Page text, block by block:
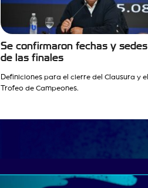
Se confirmaron fechas y sedes
de las finales
Definiciones para el cierre del Clausura y el
Trofeo de Campeones.